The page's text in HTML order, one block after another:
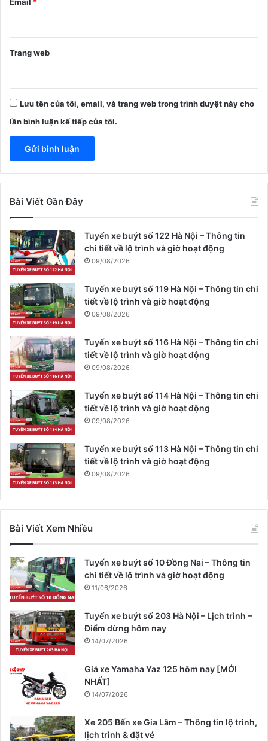
Trang web
Lưu tên của tôi, email, và trang web trong trình duyệt này cho
lần bình luận kế tiếp của tôi.
Bài Viết Gần Đây
Tuyến xe buýt số 122 Hà Nội – Thông tin
chi tiết về lộ trình và giờ hoạt động
09/08/2026
Tuyến xe buýt số 119 Hà Nội – Thông tin chi
tiết về lộ trình và giờ hoạt động
09/08/2026
Tuyến xe buýt số 116 Hà Nội – Thông tin chi
tiết về lộ trình và giờ hoạt động
09/08/2026
Tuyến xe buýt số 114 Hà Nội – Thông tin chi
tiết về lộ trình và giờ hoạt động
09/08/2026
Tuyến xe buýt số 113 Hà Nội – Thông tin chi
tiết về lộ trình và giờ hoạt động
09/08/2026
Bài Viết Xem Nhiều
Tuyến xe buýt số 10 Đồng Nai – Thông tin
chi tiết về lộ trình và giờ hoạt động
11/06/2026
Tuyến xe buýt số 203 Hà Nội – Lịch trình –
Điểm dừng hôm nay
14/07/2026
Giá xe Yamaha Yaz 125 hôm nay [MỚI
NHẤT]
14/07/2026
Xe 205 Bến xe Gia Lâm – Thông tin lộ trình,
lịch trình & đặt vé